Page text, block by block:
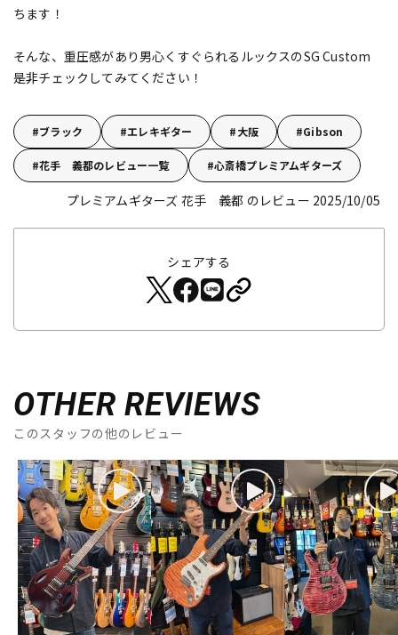
ちます！
そんな、重圧感があり男心くすぐられるルックスのSG Custom
是非チェックしてみてください！
ブラック エレキギター 大阪 Gibson
花手 義都のレビュー一覧 心斎橋プレミアムギターズ
プレミアムギターズ 花手 義都 のレビュー 2025/10/05
シェアする
OTHER REVIEWS
このスタッフの他のレビュー